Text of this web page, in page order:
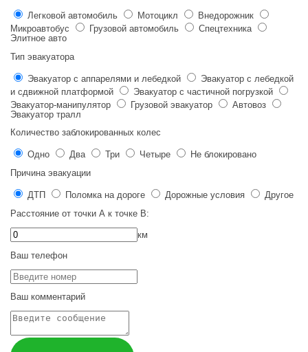
Легковой автомобиль Мотоцикл
Внедорожник
Микроавтобус
Грузовой автомобиль
Спецтехника
Элитное авто
Тип эвакуатора
Эвакуатор с аппарелями и лебедкой
Эвакуатор с лебедкой
и сдвижной платформой
Эвакуатор с частичной погрузкой
Эвакуатор-манипулятор
Грузовой эвакуатор
Автовоз
Эвакуатор тралл
Количество заблокированных колес
Одно Два Три Четыре
Не блокировано
Причина эвакуации
ДТП Поломка на дороге Дорожные условия
Другое
Расстояние от точки А к точке В:
км
Ваш телефон
Ваш комментарий